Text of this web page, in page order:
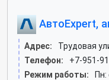
АвтоExpert,
Адрес:
Трудовая
Телефон:
+7-951-
Режим работы:
Пн: